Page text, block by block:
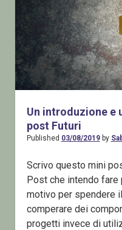
Un introduzione e
post Futuri
Published 03/08/2019by
Scrivo questo mini
Post che intendo fare
motivo per spendere
comperare dei
progetti invece di